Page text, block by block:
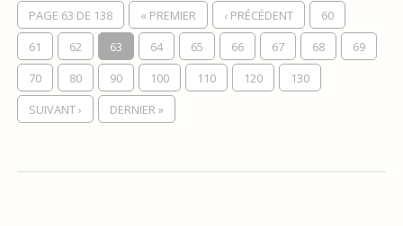
PAGE 63 DE 138 « PREMIER ‹ PRÉCÉDENT
60
61
62 63 64 65 66 67 68
69
70
80 90 100 110 120
130
SUIVANT ›
DERNIER »